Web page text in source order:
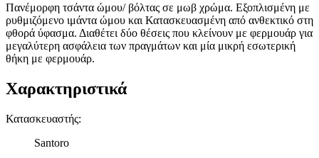
Πανέμορφη τσάντα ώμου/ βόλτας σε μωβ χρώμα. Εξοπλισμένη με
ρυθμιζόμενο ιμάντα ώμου και Κατασκευασμένη από ανθεκτικό στη
φθορά ύφασμα. Διαθέτει δύο θέσεις που κλείνουν με φερμουάρ για
μεγαλύτερη ασφάλεια των πραγμάτων και μία μικρή εσωτερική
θήκη με φερμουάρ.
Χαρακτηριστικά
Κατασκευαστής:
Santoro